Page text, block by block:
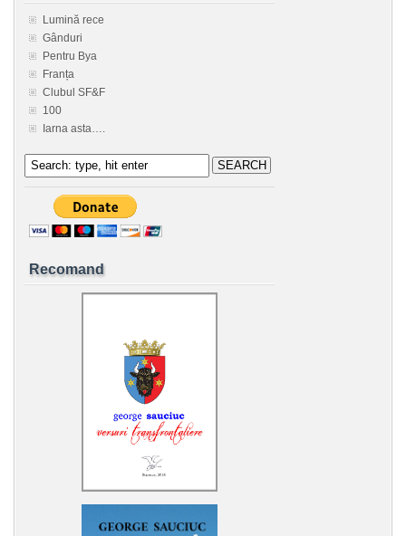
Lumină rece
Gânduri
Pentru Bya
Franța
Clubul SF&F
100
Iarna asta….
Recomand